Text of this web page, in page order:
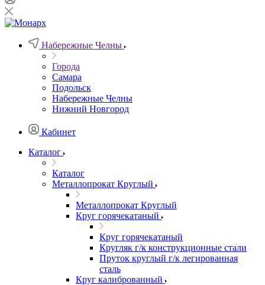
Набережные Челны
Города
Самара
Подольск
Набережные Челны
Нижний Новгород
Кабинет
Каталог
Каталог
Металлопрокат Круглый
Металлопрокат Круглый
Круг горячекатаный
Круг горячекатаный
Кругляк г/к конструкционные стали
Пруток круглый г/к легированная
сталь
Круг калиброванный